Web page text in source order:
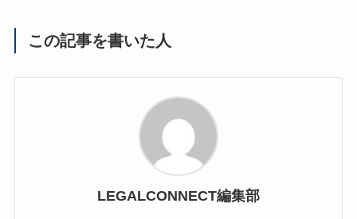
この記事を書いた人
LEGALCONNECT編集部